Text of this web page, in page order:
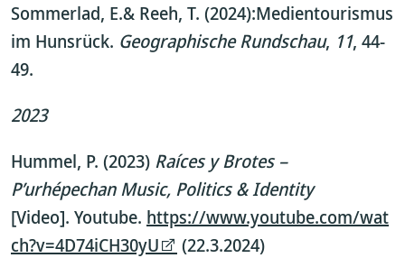
Sommerlad, E.& Reeh, T. (2024):Medientourismus
im Hunsrück. Geographische Rundschau, 11, 44-
49.
2023
Hummel, P. (2023) Raíces y Brotes –
P’urhépechan Music, Politics & Identity
[Video]. Youtube. https://www.youtube.com/wat
ch?v=4D74iCH30yU
(22.3.2024)